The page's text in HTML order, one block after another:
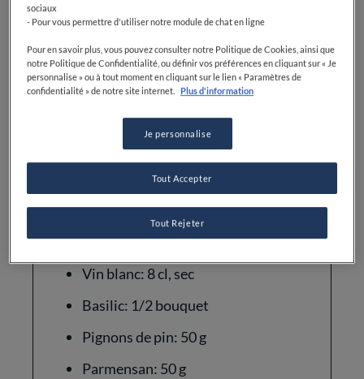
Difficulté
MOYEN
Temps total
50MIN
Ingrédients
Champignons: 500 g, Paris, frais
Vin blanc: 8 cl, sec
Basilic: 1/2 bouquet
Pignons de pin: 50 g
Parmensan: 50 g
sociaux
- Pour vous permettre d'utiliser notre module de chat en ligne
Pour en savoir plus, vous pouvez consulter notre Politique de Cookies, ainsi que
notre Politique de Confidentialité, ou définir vos préférences en cliquant sur « Je
personnalise » ou à tout moment en cliquant sur le lien « Paramètres de
confidentialité » de notre site internet.
Plus d'information
Je personnalise
Tout Rejeter
Tout Accepter